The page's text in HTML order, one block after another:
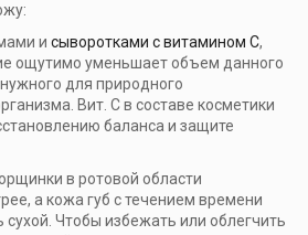
и сыворотками с витамином С,
ощутимо уменьшает объем данного
для природного
Вит. С в составе косметики
баланса и защите
в ротовой области
а кожа губ с течением времени
сухой. Чтобы избежать или облегчить